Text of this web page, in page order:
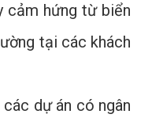
cảm hứng từ biển
tại các khách
dự án có ngân